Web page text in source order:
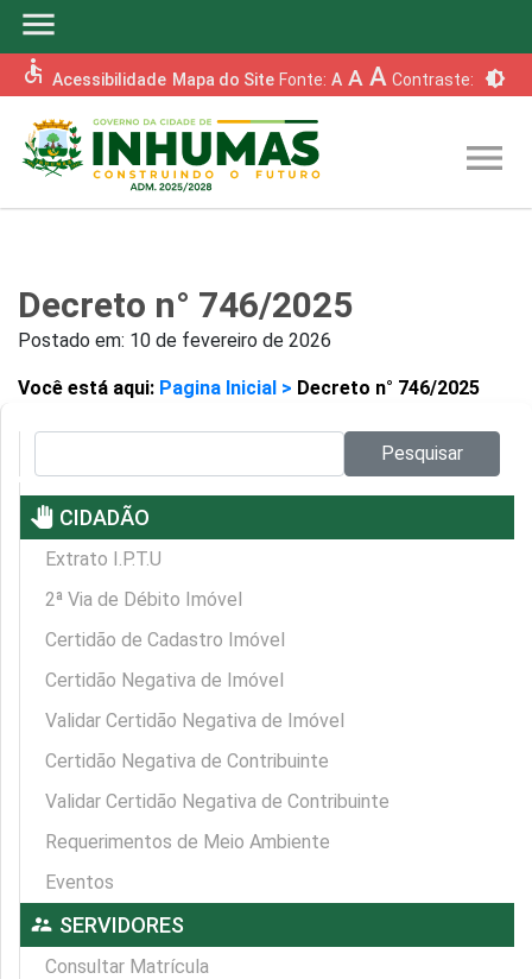
menu
accessible Acessibilidade Mapa do Site Fonte: A A A Contraste: brightness_6
menu
Decreto n° 746/2025
Postado em: 10 de fevereiro de 2026
Você está aqui: Pagina Inicial > Decreto n° 746/2025
Pesquisar
pan_tool CIDADÃO
Extrato I.P.T.U
2ª Via de Débito Imóvel
Certidão de Cadastro Imóvel
Certidão Negativa de Imóvel
Validar Certidão Negativa de Imóvel
Certidão Negativa de Contribuinte
Validar Certidão Negativa de Contribuinte
Requerimentos de Meio Ambiente
Eventos
supervisor_account SERVIDORES
Consultar Matrícula